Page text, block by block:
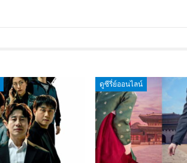
ดูซีรี่ย์ออนไลน์